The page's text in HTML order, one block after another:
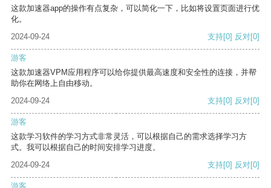
这款加速器app的操作有点复杂，可以简化一下，比如将设置页面进行优
化。
2024-09-24
支持[0] 反对[0]
游客
这款加速器VPM应用程序可以给你提供最高速度和安全性的连接，并帮
助你在网络上自由移动。
2024-09-24
支持[0] 反对[0]
游客
这款学习软件的学习方式非常灵活，可以根据自己的需求选择学习方
式。我可以根据自己的时间安排学习进度。
2024-09-24
支持[0] 反对[0]
游客